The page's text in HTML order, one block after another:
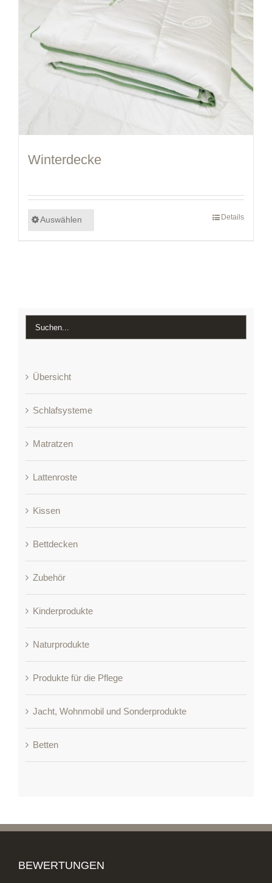
Winterdecke
Auswählen Details
Übersicht
Schlafsysteme
Matratzen
Lattenroste
Kissen
Bettdecken
Zubehör
Kinderprodukte
Naturprodukte
Produkte für die Pflege
Jacht, Wohnmobil und Sonderprodukte
Betten
BEWERTUNGEN